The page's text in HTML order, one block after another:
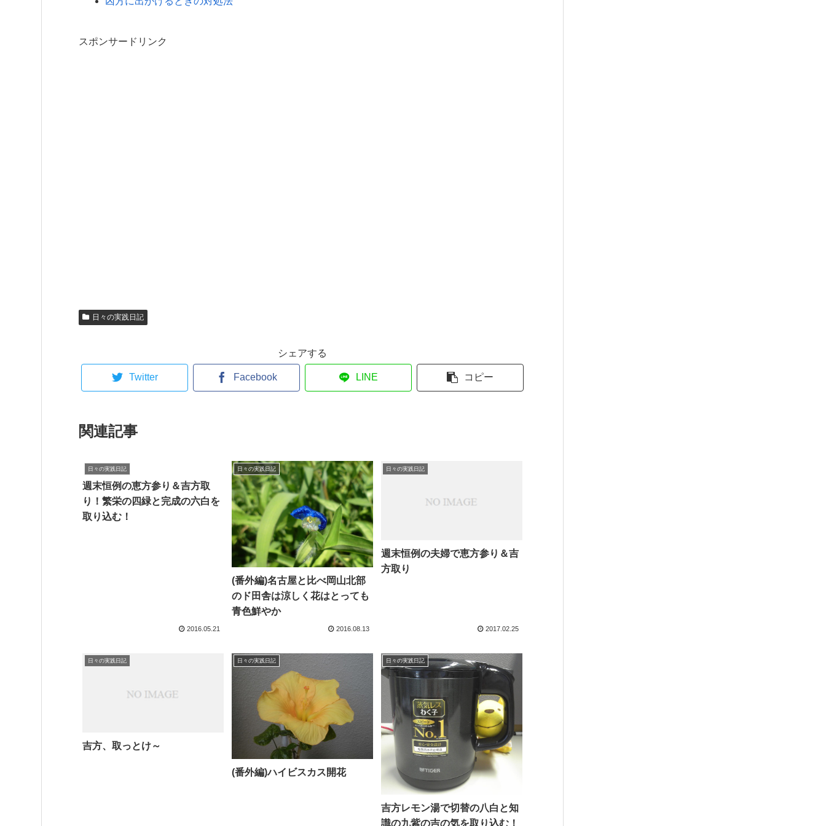
スポンサードリンク
日々の実践日記
シェアする
Twitter Facebook LINE コピー
関連記事
日々の実践日記
週末恒例の恵方参り＆吉方取
り！繁栄の四緑と完成の六白を
取り込む！
2016.05.21
日々の実践日記
(番外編)名古屋と比べ岡山北部
のド田舎は涼しく花はとっても
青色鮮やか
2016.08.13
日々の実践日記
週末恒例の夫婦で恵方参り＆吉
方取り
2017.02.25
日々の実践日記
吉方、取っとけ～
日々の実践日記
(番外編)ハイビスカス開花
日々の実践日記
吉方レモン湯で切替の八白と知
識の九紫の吉の気を取り込む！